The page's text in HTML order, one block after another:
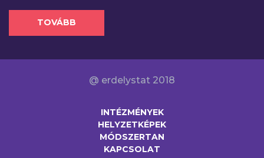
TOVÁBB
@ erdelystat 2018
INTÉZMÉNYEK
HELYZETKÉPEK
MÓDSZERTAN
KAPCSOLAT